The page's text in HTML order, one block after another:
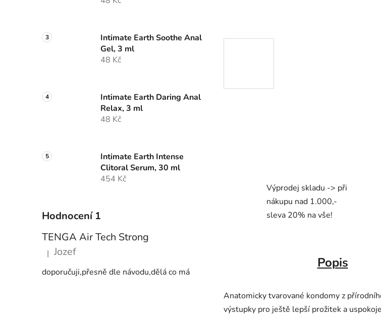
n
e
Intimate Earth Soothe Anal
Gel, 3 ml
48 Kč
Intimate Earth Daring Anal
Relax, 3 ml
48 Kč
Intimate Earth Intense
Clitoral Serum, 30 ml
454 Kč
Hodnocení 1
TENGA Air Tech Strong
Hodnocení produktu je 5 z 5 hvězdiček.
| Jozef
doporučuji,přesně dle návodu,dělá co má
Výprodej skladu -> při
nákupu nad 1.000,-
sleva 20% na vše!
Popis
Anatomicky tvarované kondomy z
výstupky pro ještě lepší prožitek a